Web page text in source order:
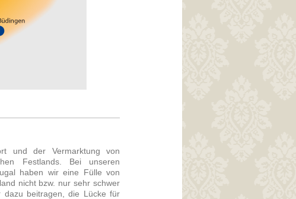
und der Vermarktung von
Festlands. Bei unseren
haben wir eine Fülle von
nicht bzw. nur sehr schwer
dazu beitragen, die Lücke für